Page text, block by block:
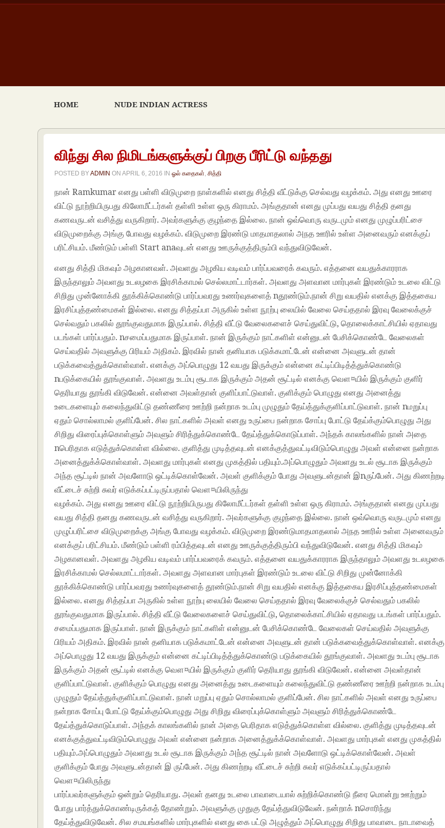
HOME NUDE INDIAN ACTRESS
விந்து சில நிமிடங்களுக்குப் பிறகு பீரிட்டு வந்தது
POSTED BYADMIN ONAPRIL 6, 2016 INஓல் கதைகள் ,சித்தி
நான் Ramkumar எனது பள்ளி விடுமுறை நாள்களில் எனது சித்தி வீட்டுக்கு செல்வது வழக்கம். அது எனது ஊரை
விட்டு நூற்றியிருபது கிலோமீட்டர்கள் தள்ளி உள்ள ஒரு கிராமம். அங்குதான் எனது முப்பது வயது சித்தி தனது
கணவருடன் வசித்து வருகிறார். அவர்களுக்கு குழந்தை இல்லை. நான் ஒவ்வொரு வருடமும் எனது முழுப்பரிட்சை
விடுமுறைக்கு அங்கு போவது வழக்கம். விடுமுறை இரண்டு மாதமாதலால் அநத ஊரில் உள்ள அனைவரும் எனக்குப்
பரிட்சியம். மீண்டும் பள்ளி Start anaவுடன் எனது ஊருக்குத்திரும்பி வந்துவிடுவேன்.
எனது சித்தி மிகவும் அழகானவள். அவளது அழகிய வடிவம் பார்ப்பவரைக் கவரும். எத்தனை வயதுக்காரராக
இருந்தாலும் அவளது உடலழகை இரசிக்காமல் செல்லமாட்டார்கள். அவளது அளவான மார்புகள் இரண்டும் உடலை விட்டு
சிறிது முன்னோக்கி தூக்கிக்கொண்டு பார்ப்பவரது உணர்வுகளைத் nதூண்டும்.நான் சிறு வயதில் எனக்கு இத்தகைய
இரசிப்புத்தண்மைகள் இல்லை. எனது சித்தப்பா அருகில் உள்ள நூற்பு லையில் வேலை செய்ததால் இரவு வேலைக்குச்
செல்வதும் பகலில் தூங்குவதுமாக இருப்பால். சித்தி வீட்டு வேலைகளைச் செய்துவிட்டு, தொலைக்காட்சியில் ஏதாவது
படங்கள் பார்ப்பதும். nசமைப்பதுமாக இருப்பாள். நான் இருக்கும் நாட்களிள் என்னுடன் பேசிக்கொண்டே வேலைகள்
செய்வதில் அவளுக்கு பிரியம் அதிகம். இரவில் நான் தனியாக படுக்கமாட்டேன் என்னை அவளுடன் தான்
படுக்கவைத்துக்கொள்வாள். எனக்கு அப்பொழுது 12 வயது இருக்கும் என்னை கட்டிப்பிடித்த்துக்கொண்டு
nபடுக்கையில் தூங்குவாள். அவளது உடம்பு சூடாக இருக்கும் அதன் சூட்டில் எனக்கு வௌ¤யில் இருக்கும் குளிர்
தெரியாது தூங்கி விடுவேன். என்னை அவள்தான் குளிப்பாட்டுவாள். குளிக்கும் பொழுது எனது அனைத்து
உடைகளையும் கலைந்துவிட்டு தண்ணீரை ஊற்றி நன்றாக உடம்பு முழுதும் தேய்த்துக்குளிப்பாட்டுவாள். நான் nமறுப்பு
ஏதும் சொல்லாமல் குளிப்பேன். சில நாட்களில் அவள் எனது உருப்பை நன்றாக சோப்பு போட்டு தேய்க்கும்பொழுது அது
சிறிது விரைப்புக்கொள்ளும் அவளும் சிரித்துக்கொண்டே தேய்த்துக்கொடுப்பாள். அந்தக் காலங்களில் நான் அதை
nபெரிதாக எடுத்துக்கொள்ள வில்லை. குளித்து முடித்தவுடன் எனக்குத்துவட்டிவிடும்பொழுது அவள் என்னை நன்றாக
அனைத்துக்க்கொள்வாள். அவளது மார்புகள் எனது முகத்தில் பதியும்.அப்பொழுதும் அவளது உடல் சூடாக இருக்கும்
அந்த சூட்டில் நான் அவளோடு ஒட்டிக்கொள்வேன். அவள் குளிக்கும் போது அவளுடன்தான் இnருப்பேன். அது கிணற்றடி
வீட்டைச் சுற்றி சுவர் எடுக்கப்பட்டிருப்பதால் வௌ¤யிலிருந்து
வழக்கம். அது எனது ஊரை விட்டு நூற்றியிருபது கிலோமீட்டர்கள் தள்ளி உள்ள ஒரு கிராமம். அங்குதான் எனது முப்பது
வயது சித்தி தனது கணவருடன் வசித்து வருகிறார். அவர்களுக்கு குழந்தை இல்லை. நான் ஒவ்வொரு வருடமும் எனது
முழுப்பரிட்சை விடுமுறைக்கு அங்கு போவது வழக்கம். விடுமுறை இரண்டுமாதமாதலால் அநத ஊரில் உள்ள அனைவரும்
எனக்குப் பரிட்சியம். மீண்டும் பள்ளி ரம்பித்தவுடன் எனது ஊருக்குத்திரும்பி வந்துவிடுவேன். எனது சித்தி மிகவும்
அழகானவள். அவளது அழகிய வடிவம் பார்ப்பவரைக் கவரும். எத்தனை வயதுக்காரராக இருந்தாலும் அவளது உடலழகை
இரசிக்காமல் செல்லமாட்டார்கள். அவளது அளவான மார்புகள் இரண்டும் உடலை விட்டு சிறிது முன்னோக்கி
தூக்கிக்கொண்டு பார்ப்பவரது உணர்வுகளைத் தூண்டும்.நான் சிறு வயதில் எனக்கு இத்தகைய இரசிப்புத்தண்மைகள்
இல்லை. எனது சித்தப்பா அருகில் உள்ள நூற்பு லையில் வேலை செய்ததால் இரவு வேலைக்குச் செல்வதும் பகலில்
தூங்குவதுமாக இருப்பால். சித்தி வீட்டு வேலைகளைச் செய்துவிட்டு, தொலைக்காட்சியில் ஏதாவது படங்கள் பார்ப்பதும்.
சமைப்பதுமாக இருப்பாள். நான் இருக்கும் நாட்களிள் என்னுடன் பேசிக்கொண்டே வேலைகள் செய்வதில் அவளுக்கு
பிரியம் அதிகம். இரவில் நான் தனியாக படுக்கமாட்டேன் என்னை அவளுடன் தான் படுக்கவைத்துக்கொள்வாள். எனக்கு
அப்பொழுது 12 வயது இருக்கும் என்னை கட்டிப்பிடித்த்துக்கொண்டு படுக்கையில் தூங்குவாள். அவளது உடம்பு சூடாக
இருக்கும் அதன் சூட்டில் எனக்கு வௌ¤யில் இருக்கும் குளிர் தெரியாது தூங்கி விடுவேன். என்னை அவள்தான்
குளிப்பாட்டுவாள். குளிக்கும் பொழுது எனது அனைத்து உடைகளையும் கலைந்துவிட்டு தண்ணீரை ஊற்றி நன்றாக உடம்பு
முழுதும் தேய்த்துக்குளிப்பாட்டுவாள். நான் மறுப்பு ஏதும் சொல்லாமல் குளிப்பேன். சில நாட்களில் அவள் எனது உருப்பை
நன்றாக சோப்பு போட்டு தேய்க்கும்பொழுது அது சிறிது விரைப்புக்கொள்ளும் அவளும் சிரித்துக்கொண்டே
தேய்த்துக்கொடுப்பாள். அந்தக் காலங்களில் நான் அதை பெரிதாக எடுத்துக்கொள்ள வில்லை. குளித்து முடித்தவுடன்
எனக்குத்துவட்டிவிடும்பொழுது அவள் என்னை நன்றாக அனைத்துக்க்கொள்வாள். அவளது மார்புகள் எனது முகத்தில்
பதியும்.அப்பொழுதும் அவளது உடல் சூடாக இருக்கும் அந்த சூட்டில் நான் அவளோடு ஒட்டிக்கொள்வேன். அவள்
குளிக்கும் போது அவளுடன்தான் இ ருப்பேன். அது கிணற்றடி வீட்டைச் சுற்றி சுவர் எடுக்கப்பட்டிருப்பதால்
வௌ¤யிலிருந்து
பார்ப்பவர்களுக்கும் ஒன்றும் தெரியாது. அவள் தனது உடலை பாவாடையால் சுற்றிக்கொண்டு நீரை மொன்று ஊற்றும்
போது பார்த்துக்கொண்டிருக்கத் தோண்றும். அவளுக்கு முதுகு தேய்த்துவிடுவேன். நன்றாக் nசொரிந்து
தேய்த்துவிடுவேன். சில சமயங்களில் மார்புகளில் எனது கை பட்டு அழுத்தும் அப்பொழுது சிறிது பாவாடை நாடாவைத்